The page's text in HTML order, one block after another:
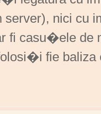
nici cu
fi casu�ele de
fie baliza